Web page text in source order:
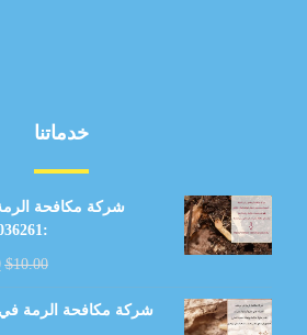
خدماتنا
شركة مكافحة
:0507036261
$10.00
شركة مكافحة الرمة في